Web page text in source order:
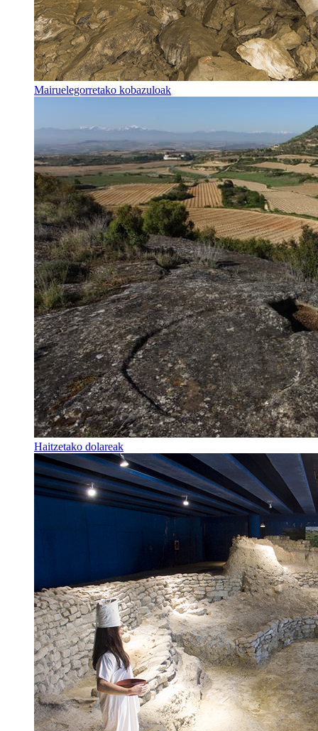
Mairuelegorretako kobazuloak
Haitzetako dolareak